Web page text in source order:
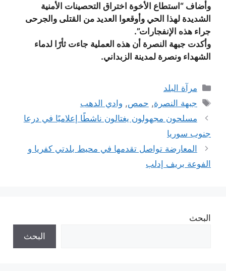
وأضاف “استطاع الأخوة اختراق التحصينات الأمنية
الشديدة لهذا الحي وأوقعوا العديد من القتلى والجرحى
جراء هذه الإنفجارات”.
وأكدت جبهة النصرة أن هذه العملية جاءت ثأرًا لدماء
الشهداء ونصرة لمدينة الزبداني.
التصنيفات
مرآة البلد
الوسوم
جبهة النصرة, حمص, وادي الدهب
مسلحون مجهولون يغتالون ناشطًا إعلاميًا في درعا
جنوب سوريا
المعارضة تواصل تقدمها في محيط بلدتي كفريا و
الفوعة بريف إدلب
البحث
البحث